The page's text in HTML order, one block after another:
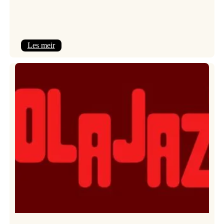
Les meir: